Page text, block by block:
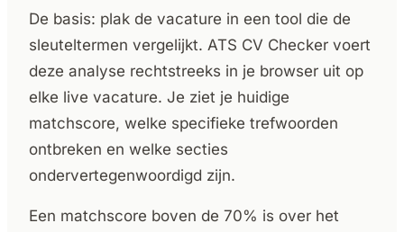
De basis: plak de vacature in een tool die de
sleuteltermen vergelijkt. ATS CV Checker voert
deze analyse rechtstreeks in je browser uit op
elke live vacature. Je ziet je huidige
matchscore, welke specifieke trefwoorden
ontbreken en welke secties
ondervertegenwoordigd zijn.
Een matchscore boven de 70% is over het